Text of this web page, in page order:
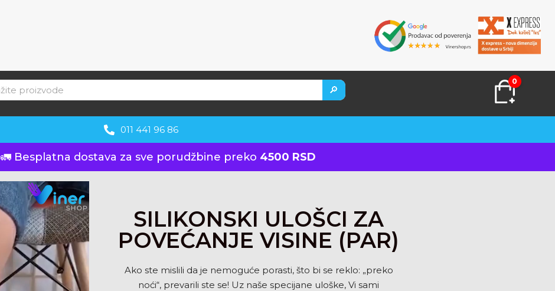
🔎
0
011 441 96 86
🚛 Besplatna dostava za sve porudžbine preko 4500 RSD
SILIKONSKI ULOŠCI ZA
POVEĆANJE VISINE (PAR)
Ako ste mislili da je nemoguće porasti, što bi se reklo: „preko
noći“, prevarili ste se! Uz naše specijane uloške, Vi sami